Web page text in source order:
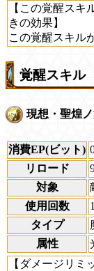
【この覚醒スキ
きの効果】
この覚醒スキル
覚醒スキル
現想・聖煌
消費EP(ビット)
リロード
対象
使用回数
タイプ
属性
【ダメージリミ